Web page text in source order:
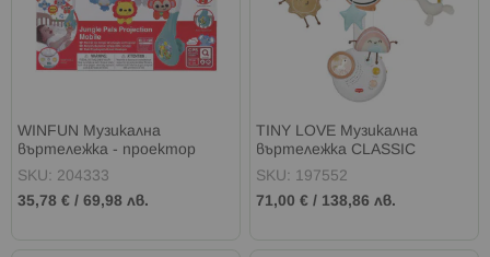
WINFUN Музикална
въртележка - проектор
Приятели от Джунглата
SKU: 204333
35,78 € / 69,98 лв.
TINY LOVE Музикална
въртележка CLASSIC
UNICORN WONDERLANDS
SKU: 197552
71,00 € / 138,86 лв.